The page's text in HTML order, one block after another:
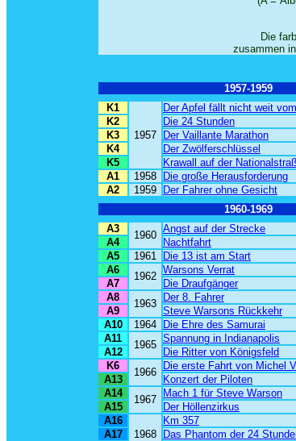
Die
zusammen
1957-1959
K1
1957
Der Apfel fällt nicht weit
K2
Die 24 Stunden
K3
Der Vaillante Marathon
K4
Der Zwölferschlüssel
K5
Krawall auf der
A1
1958 Die große Herausforderung
A2
1959 Der Fahrer ohne Gesicht
1960-1969
A3
1960
Angst auf der Strecke
A4
Nachtfahrt
A5
1961 Die 13 ist am Start
A6
1962
Warsons Verrat
A7
Die Draufgänger
A8
1963
Der 8. Fahrer
A9
Steve Warsons Rückkehr
A10
1964 Die Ehre des Samurai
A11
1965
Spannung in Indianapolis
A12
Die Ritter von Königsfeld
K6
1966
Die erste Fahrt von Michel
A13
Konzert der Piloten
A14
1967
Mach 1 für Steve Warson
A15
Der Höllenzirkus
A16
1968
Km 357
A17
Das Phantom der 24